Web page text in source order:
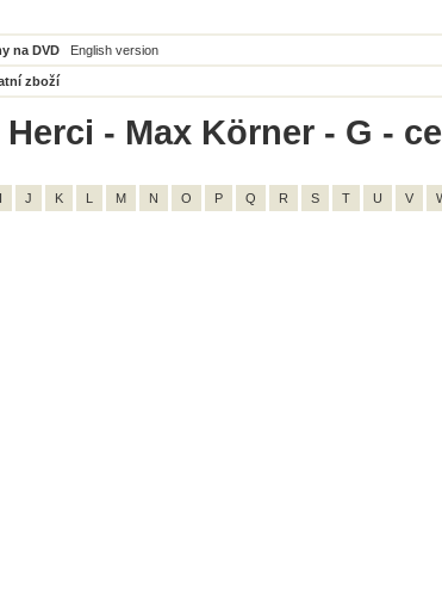
na DVD English version
zboží
- Max Körner - G -
I J K L M N O P Q R S T U V